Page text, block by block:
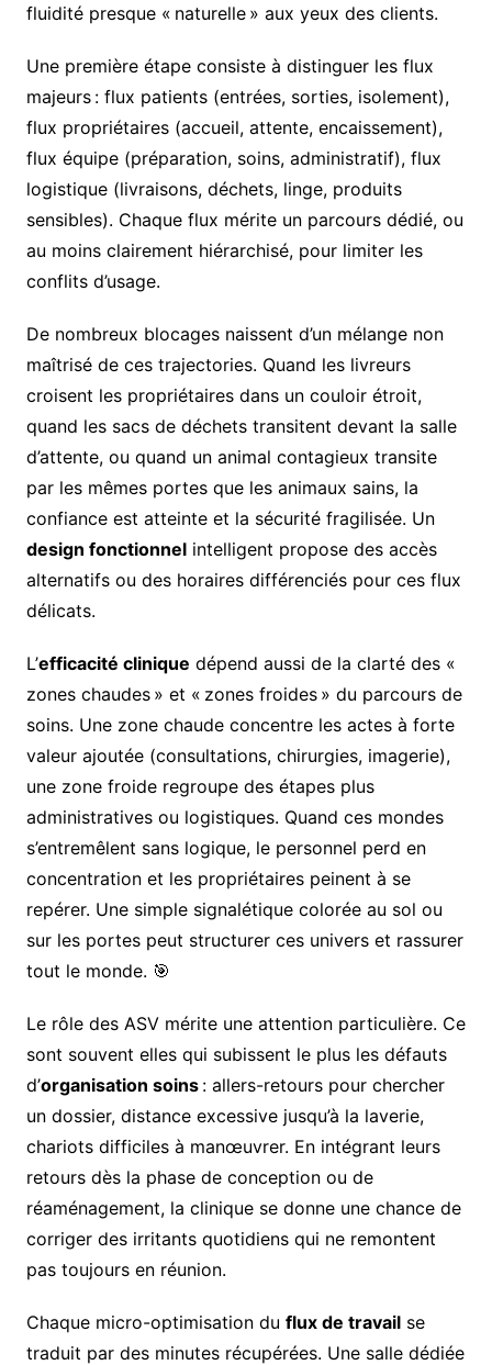
fluidité presque « naturelle » aux yeux des clients.
Une première étape consiste à distinguer les flux
majeurs : flux patients (entrées, sorties, isolement),
flux propriétaires (accueil, attente, encaissement),
flux équipe (préparation, soins, administratif), flux
logistique (livraisons, déchets, linge, produits
sensibles). Chaque flux mérite un parcours dédié, ou
au moins clairement hiérarchisé, pour limiter les
conflits d’usage.
De nombreux blocages naissent d’un mélange non
maîtrisé de ces trajectories. Quand les livreurs
croisent les propriétaires dans un couloir étroit,
quand les sacs de déchets transitent devant la salle
d’attente, ou quand un animal contagieux transite
par les mêmes portes que les animaux sains, la
confiance est atteinte et la sécurité fragilisée. Un
design fonctionnelintelligent propose des accès
alternatifs ou des horaires différenciés pour ces flux
délicats.
L’efficacité clinique dépend aussi de la clarté des «
zones chaudes » et « zones froides » du parcours de
soins. Une zone chaude concentre les actes à forte
valeur ajoutée (consultations, chirurgies, imagerie),
une zone froide regroupe des étapes plus
administratives ou logistiques. Quand ces mondes
s’entremêlent sans logique, le personnel perd en
concentration et les propriétaires peinent à se
repérer. Une simple signalétique colorée au sol ou
sur les portes peut structurer ces univers et rassurer
tout le monde. 🎯
Le rôle des ASV mérite une attention particulière. Ce
sont souvent elles qui subissent le plus les défauts
d’organisation soins: allers-retours pour chercher
un dossier, distance excessive jusqu’à la laverie,
chariots difficiles à manœuvrer. En intégrant leurs
retours dès la phase de conception ou de
réaménagement, la clinique se donne une chance de
corriger des irritants quotidiens qui ne remontent
pas toujours en réunion.
Chaque micro-optimisation du flux de travailse
traduit par des minutes récupérées. Une salle dédiée